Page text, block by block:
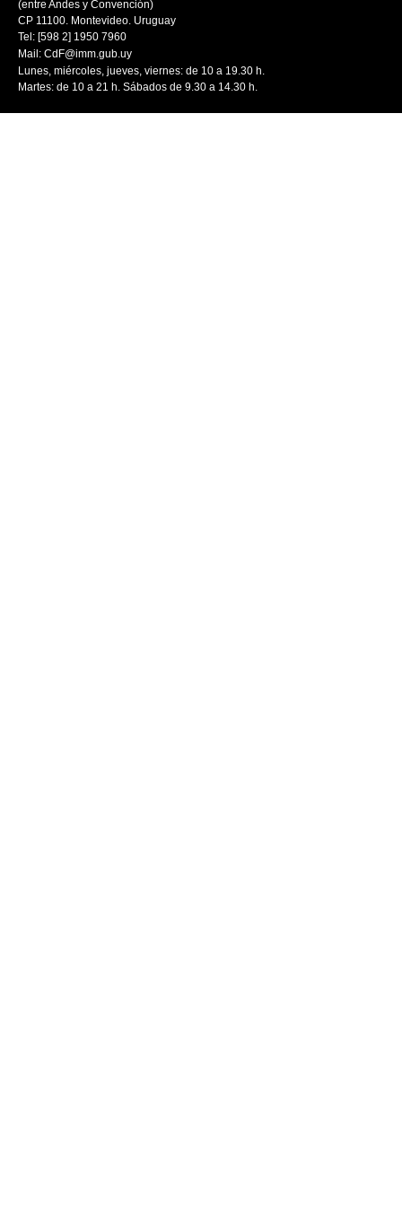
(entre Andes y Convención)
CP 11100. Montevideo. Uruguay
Tel: [598 2] 1950 7960
Mail: CdF@imm.gub.uy
Lunes, miércoles, jueves, viernes: de 10 a 19.30 h.
Martes: de 10 a 21 h. Sábados de 9.30 a 14.30 h.